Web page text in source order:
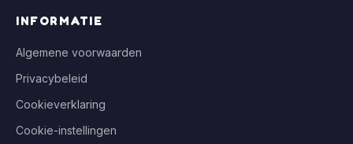
INFORMATIE
Algemene voorwaarden
Privacybeleid
Cookieverklaring
Cookie-instellingen